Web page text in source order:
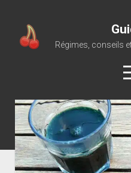
Régimes, conseils